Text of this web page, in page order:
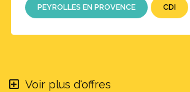
PEYROLLES EN PROVENCE CDI
Voir plus d'offres